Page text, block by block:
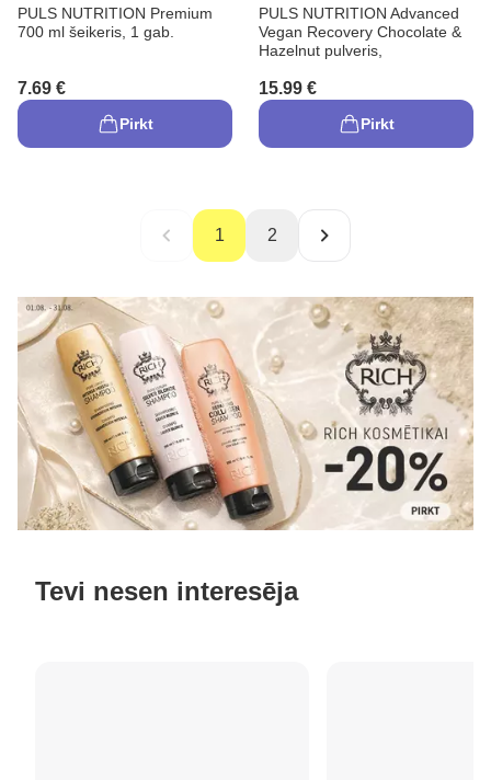
PULS NUTRITION Premium
700 ml šeikeris, 1 gab.
7.69 €
Pirkt
PULS NUTRITION Advanced
Vegan Recovery Chocolate &
Hazelnut pulveris,
15.99 €
Pirkt
1 2
Tevi nesen interesēja